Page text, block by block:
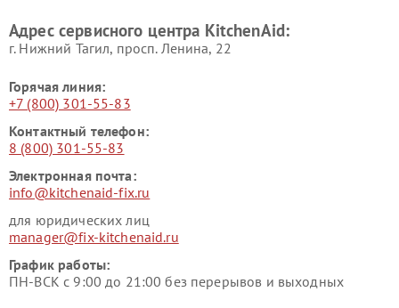
Адрес сервисного центра KitchenAid:
г. Нижний Тагил, просп. Ленина, 22
Горячая линия:
+7 (800) 301-55-83
Контактный телефон:
8 (800) 301-55-83
Электронная почта:
info@kitchenaid-fix.ru
для юридических лиц
manager@fix-kitchenaid.ru
График работы:
ПН-ВСК с 9:00 до 21:00 без перерывов и выходных